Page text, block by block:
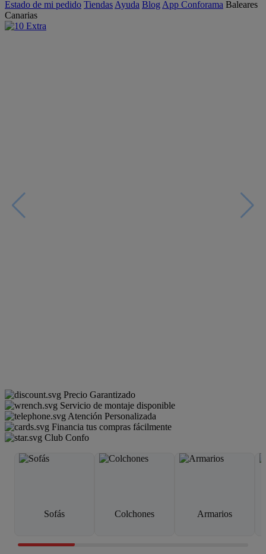
Estado de mi pedido Tiendas Ayuda Blog App Conforama Baleares
Canarias
Precio Garantizado
Servicio de montaje disponible
Atención Personalizada
Financia tus compras fácilmente
Club Confo
Sofás Colchones Armarios